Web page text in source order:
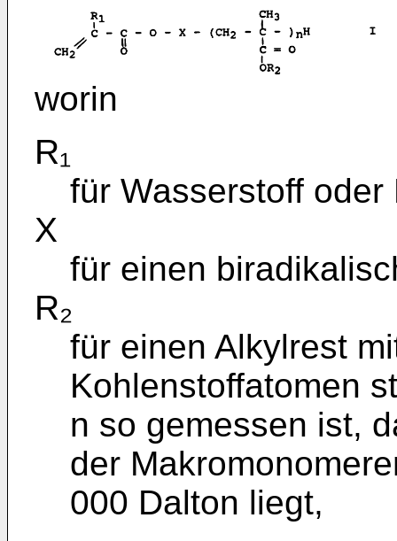
worin
R₁
für Wasserstoff oder
X
für einen
R₂
für einen Alkylrest
Kohlenstoffatomen
n so gemessen ist,
der
000 Dalton liegt,